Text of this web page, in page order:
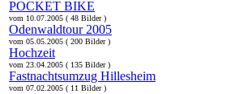
POCKET BIKE
vom 10.07.2005 ( 48 Bilder )
Odenwaldtour 2005
vom 05.05.2005 ( 200 Bilder )
Hochzeit
vom 23.04.2005 ( 135 Bilder )
Fastnachtsumzug Hillesheim
vom 07.02.2005 ( 11 Bilder )